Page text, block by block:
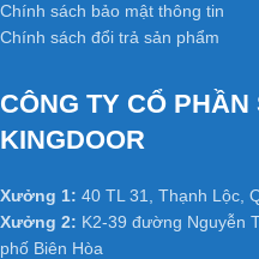
Chính sách bảo mật thông tin
Chính sách đổi trả sản phẩm
CÔNG TY CỔ PHẦN
KINGDOOR
Xưởng 1: 40 TL 31, Thạnh Lộc,
Xưởng 2: K2-39 đường Nguyễn
phố Biên Hòa